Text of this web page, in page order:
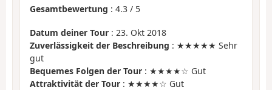
Gesamtbewertung : 4.3 / 5
Datum deiner Tour : 23. Okt 2018
Zuverlässigkeit der Beschreibung : ★★★★★ Sehr
gut
Bequemes Folgen der Tour : ★★★★☆ Gut
Attraktivität der Tour : ★★★★☆ Gut